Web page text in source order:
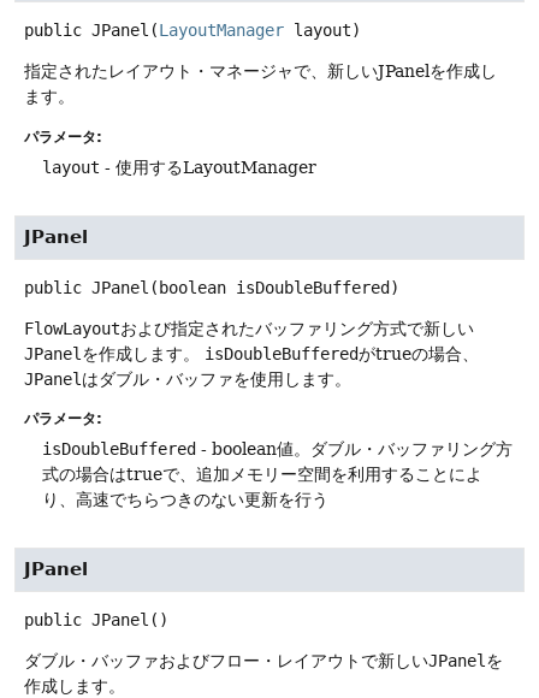
public JPanel (LayoutManager layout)
指定されたレイアウト・マネージャで、新しいJPanelを作成し
ます。
パラメータ:
layout - 使用するLayoutManager
JPanel
public JPanel (boolean isDoubleBuffered)
FlowLayoutおよび指定されたバッファリング方式で新しい
JPanel を作成します。 isDoubleBufferedがtrueの場合、
JPanel はダブル・バッファを使用します。
パラメータ:
isDoubleBuffered - boolean値。ダブル・バッファリング方
式の場合はtrueで、追加メモリー空間を利用することによ
り、高速でちらつきのない更新を行う
JPanel
public JPanel ()
ダブル・バッファおよびフロー・レイアウトで新しいJPanel を
作成します。